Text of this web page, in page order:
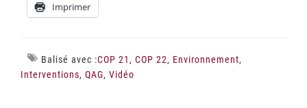
Imprimer
Balisé avec :COP 21 , COP 22, Environnement,
Interventions, QAG, Vidéo